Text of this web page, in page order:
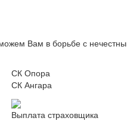
Вам в борьбе с
СК Опора
СК Ангара
Выплата страховщика